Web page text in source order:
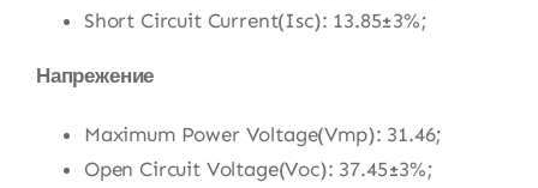
Short Circuit Current(Isc): 13.85±3%;
Напрежение
Maximum Power Voltage(Vmp): 31.46;
Open Circuit Voltage(Voc): 37.45±3%;